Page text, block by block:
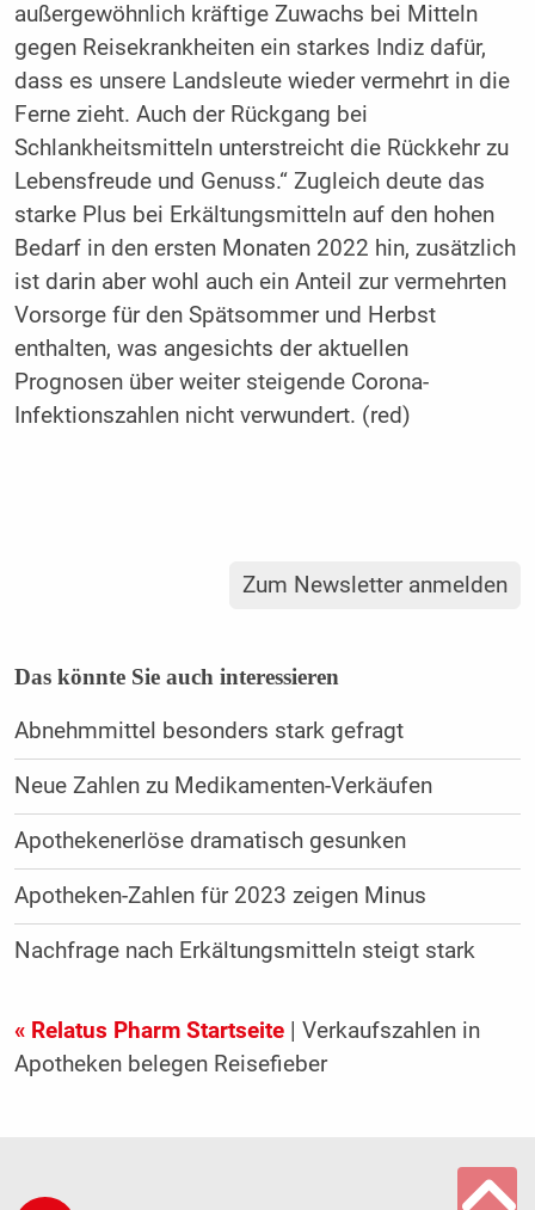
außergewöhnlich kräftige Zuwachs bei Mitteln
gegen Reisekrankheiten ein starkes Indiz dafür,
dass es unsere Landsleute wieder vermehrt in die
Ferne zieht. Auch der Rückgang bei
Schlankheitsmitteln unterstreicht die Rückkehr zu
Lebensfreude und Genuss.“ Zugleich deute das
starke Plus bei Erkältungsmitteln auf den hohen
Bedarf in den ersten Monaten 2022 hin, zusätzlich
ist darin aber wohl auch ein Anteil zur vermehrten
Vorsorge für den Spätsommer und Herbst
enthalten, was angesichts der aktuellen
Prognosen über weiter steigende Corona-
Infektionszahlen nicht verwundert. (red)
Zum Newsletter anmelden
Das könnte Sie auch interessieren
Abnehmmittel besonders stark gefragt
Neue Zahlen zu Medikamenten-Verkäufen
Apothekenerlöse dramatisch gesunken
Apotheken-Zahlen für 2023 zeigen Minus
Nachfrage nach Erkältungsmitteln steigt stark
« Relatus Pharm Startseite| Verkaufszahlen in
Apotheken belegen Reisefieber